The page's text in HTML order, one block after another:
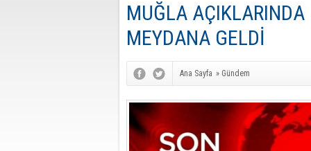
MUĞLA AÇIKLARINDA
MEYDANA GELDİ
Ana Sayfa » Gündem